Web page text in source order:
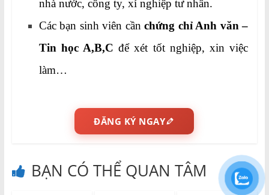
nhà nước, công ty, xí nghiệp tư nhân.
Các bạn sinh viên cầnchứng chỉ Anh văn –
Tin học A,B,C để xét tốt nghiệp, xin việc
làm…
ĐĂNG KÝ NGAY
BẠN CÓ THỂ QUAN TÂM